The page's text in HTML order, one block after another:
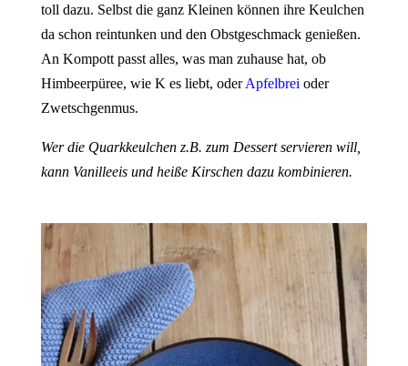
toll dazu. Selbst die ganz Kleinen können ihre Keulchen
da schon reintunken und den Obstgeschmack genießen.
An Kompott passt alles, was man zuhause hat, ob
Himbeerpüree, wie K es liebt, oderApfelbrei oder
Zwetschgenmus.
Wer die Quarkkeulchen z.B. zum Dessert servieren will,
kann Vanilleeis und heiße Kirschen dazu kombinieren.